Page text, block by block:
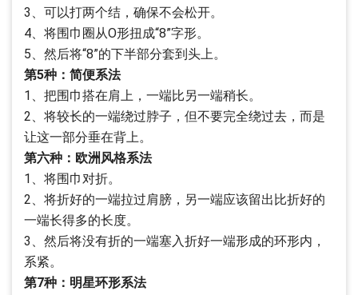
3、可以打两个结，确保不会松开。
4、将围巾圈从O形扭成“8”字形。
5、然后将“8”的下半部分套到头上。
第5种：简便系法
1、把围巾搭在肩上，一端比另一端稍长。
2、将较长的一端绕过脖子，但不要完全绕过去，而是
让这一部分垂在背上。
第六种：欧洲风格系法
1、将围巾对折。
2、将折好的一端拉过肩膀，另一端应该留出比折好的
一端长得多的长度。
3、然后将没有折的一端塞入折好一端形成的环形内，
系紧。
第7种：明星环形系法